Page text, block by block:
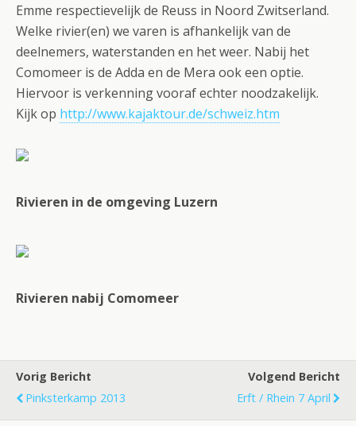
Emme respectievelijk de Reuss in Noord Zwitserland.
Welke rivier(en) we varen is afhankelijk van de
deelnemers, waterstanden en het weer. Nabij het
Comomeer is de Adda en de Mera ook een optie.
Hiervoor is verkenning vooraf echter noodzakelijk.
Kijk op http://www.kajaktour.de/schweiz.htm
Rivieren in de omgeving Luzern
Rivieren nabij Comomeer
Vorig Bericht
Pinksterkamp 2013
Volgend Bericht
Erft / Rhein 7 April